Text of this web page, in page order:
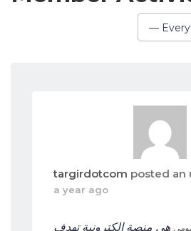
Show:
—
targirdotcom posted an
a year ago
هي منصة إلكترونية تهدف